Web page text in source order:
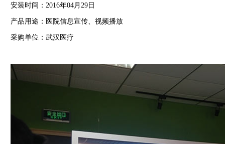
安装时间：2016年04月29日
产品用途：医院信息宣传、视频播放
采购单位：武汉医疗